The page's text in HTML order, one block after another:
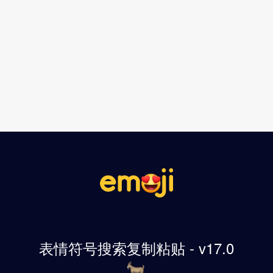
表情符号搜索复制粘贴 - v17.0